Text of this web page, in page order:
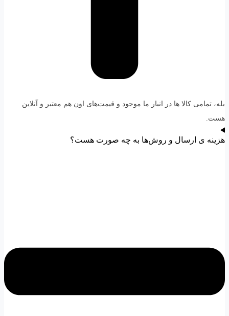
بله، تمامی کالا ها در انبار ما موجود و قیمت‌های اون هم معتبر و آنلاین
هست.
هزینه ی ارسال و روش‌ها به چه صورت هست؟